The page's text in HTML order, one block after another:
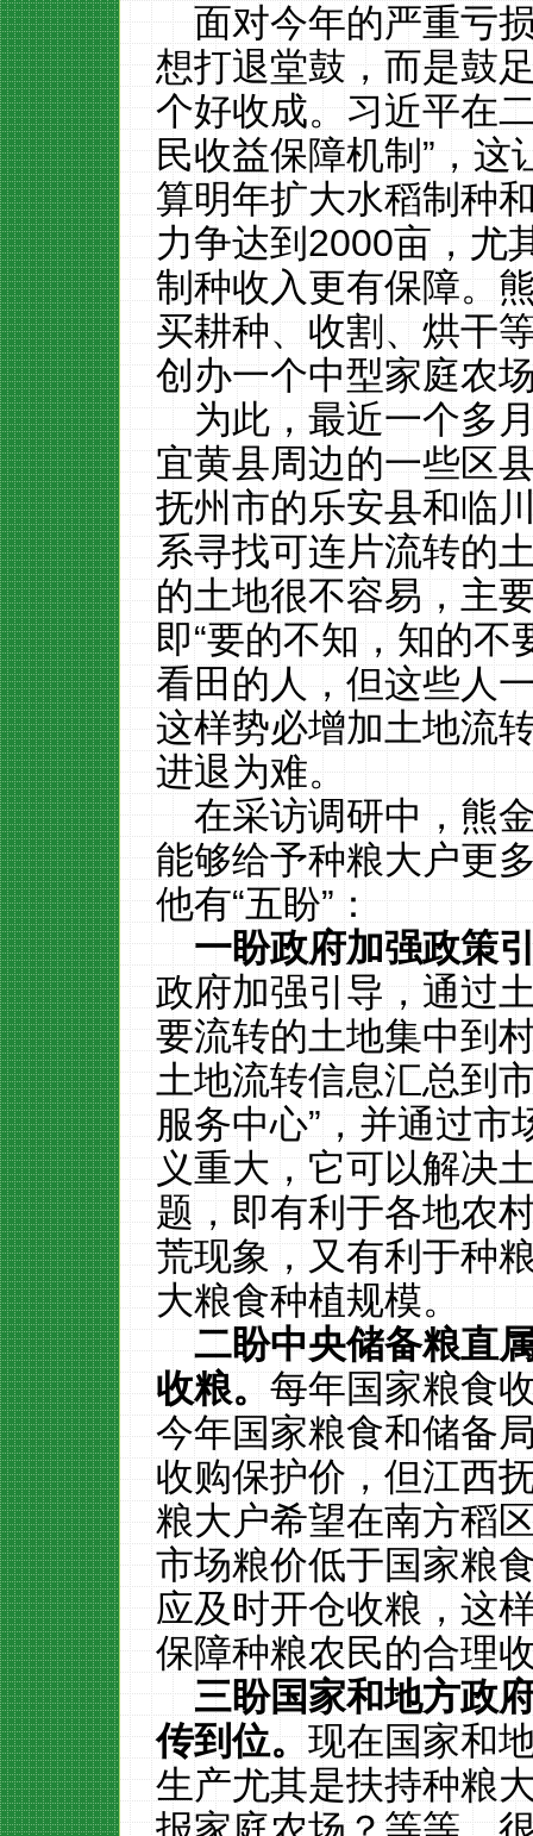
面对今年的严重亏
想打退堂鼓，而是鼓
个好收成。习近平在
民收益保障机制”，这
算明年扩大水稻制种
力争达到2000亩，尤
制种收入更有保障。
买耕种、收割、烘干
创办一个中型家庭农
为此，最近一个多
宜黄县周边的一些区
抚州市的乐安县和临
系寻找可连片流转的
的土地很不容易，主
即“要的不知，知的不
看田的人，但这些人
这样势必增加土地流
进退为难。
在采访调研中，熊
能够给予种粮大户更
他有“五盼”：
一盼政府加强政策
政府加强引导，通过
要流转的土地集中到
土地流转信息汇总到
服务中心”，并通过市
义重大，它可以解决
题，即有利于各地农
荒现象，又有利于种
大粮食种植规模。
二盼中央储备粮直
收粮。每年国家粮食
今年国家粮食和储备
收购保护价，但江西
粮大户希望在南方稻
市场粮价低于国家粮
应及时开仓收粮，这
保障种粮农民的合理
三盼国家和地方政
传到位。现在国家和
生产尤其是扶持种粮